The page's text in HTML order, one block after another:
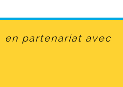
en partenariat avec